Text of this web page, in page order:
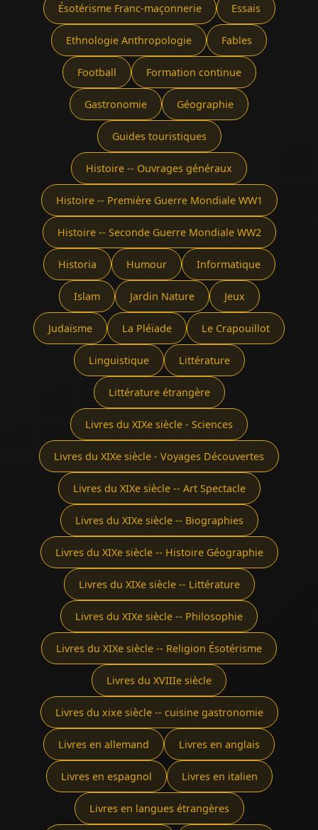
Ésotérisme Franc-maçonnerie Essais
Ethnologie Anthropologie Fables
Football Formation continue
Gastronomie Géographie
Guides touristiques
Histoire -- Ouvrages généraux
Histoire -- Première Guerre Mondiale WW1
Histoire -- Seconde Guerre Mondiale WW2
Historia Humour Informatique
Islam Jardin Nature Jeux
Judaïsme La Pléïade Le Crapouillot
Linguistique Littérature
Littérature étrangère
Livres du XIXe siècle - Sciences
Livres du XIXe siècle - Voyages Découvertes
Livres du XIXe siècle -- Art Spectacle
Livres du XIXe siècle -- Biographies
Livres du XIXe siècle -- Histoire Géographie
Livres du XIXe siècle -- Littérature
Livres du XIXe siècle -- Philosophie
Livres du XIXe siècle -- Religion Ésotérisme
Livres du XVIIIe siècle
Livres du xixe siècle -- cuisine gastronomie
Livres en allemand Livres en anglais
Livres en espagnol Livres en italien
Livres en langues étrangères